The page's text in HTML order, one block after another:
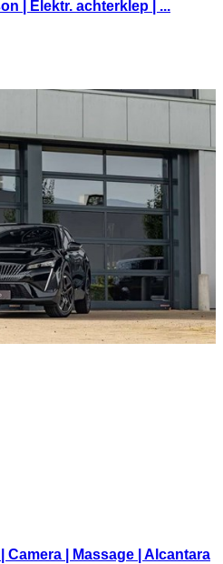
| Elektr. achterklep | ...
Camera | Massage | Alcantara